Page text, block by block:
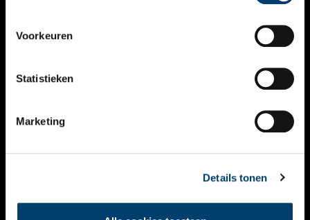
Voorkeuren
Statistieken
Marketing
Details tonen
KALENDER
THEMA’S
VIDEO’S
CONTACT